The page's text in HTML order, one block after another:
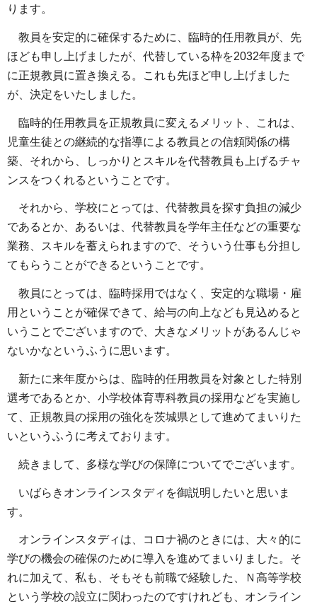
ります。
教員を安定的に確保するために、臨時的任用教員が、先
ほども申し上げましたが、代替している枠を2032年度まで
に正規教員に置き換える。これも先ほど申し上げました
が、決定をいたしました。
臨時的任用教員を正規教員に変えるメリット、これは、
児童生徒との継続的な指導による教員との信頼関係の構
築、それから、しっかりとスキルを代替教員も上げるチャ
ンスをつくれるということです。
それから、学校にとっては、代替教員を探す負担の減少
であるとか、あるいは、代替教員を学年主任などの重要な
業務、スキルを蓄えられますので、そういう仕事も分担し
てもらうことができるということです。
教員にとっては、臨時採用ではなく、安定的な職場・雇
用ということが確保できて、給与の向上なども見込めると
いうことでございますので、大きなメリットがあるんじゃ
ないかなというふうに思います。
新たに来年度からは、臨時的任用教員を対象とした特別
選考であるとか、小学校体育専科教員の採用などを実施し
て、正規教員の採用の強化を茨城県として進めてまいりた
いというふうに考えております。
続きまして、多様な学びの保障についてでございます。
いばらきオンラインスタディを御説明したいと思いま
す。
オンラインスタディは、コロナ禍のときには、大々的に
学びの機会の確保のために導入を進めてまいりました。そ
れに加えて、私も、そもそも前職で経験した、Ｎ高等学校
という学校の設立に関わったのですけれども、オンライン